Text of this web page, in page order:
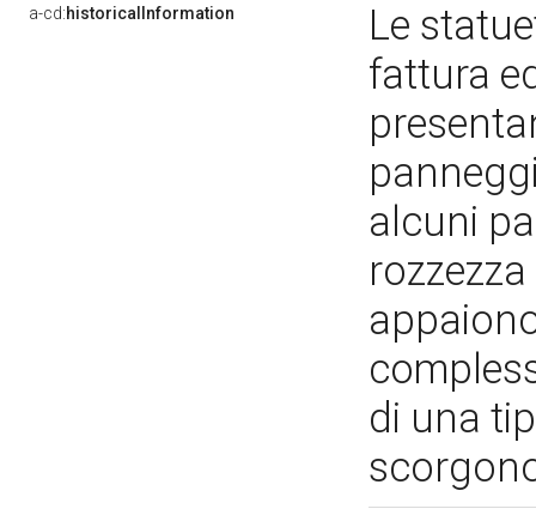
a-cd:historicalInformation
Le
fattura
alcuni
di una